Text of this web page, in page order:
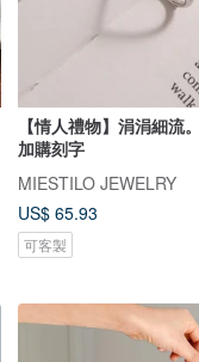
【情人禮物】涓涓細流
加購刻字
MIESTILO JEWELRY
US$ 65.93
可客製